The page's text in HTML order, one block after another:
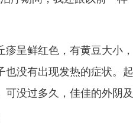
呈鲜红色，有黄豆大小，
也没有出现发热的症状。起
没过多久，佳佳的外阴及